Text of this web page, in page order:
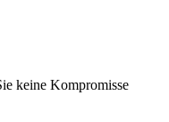
keine Kompromisse